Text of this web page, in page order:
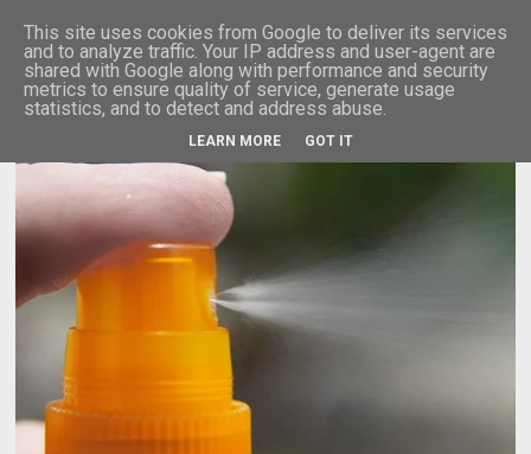
This site uses cookies from Google to deliver its services
and to analyze traffic. Your IP address and user-agent are
shared with Google along with performance and security
metrics to ensure quality of service, generate usage
statistics, and to detect and address abuse.
LEARN MORE GOT IT